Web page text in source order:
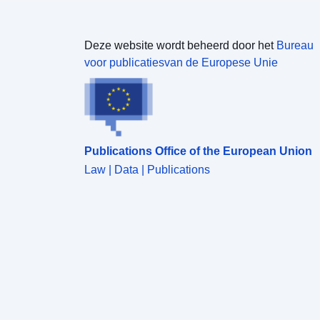
Deze website wordt beheerd door het Bureau
voor publicatiesvan de Europese Unie
Publications Office of the European Union
Law | Data | Publications